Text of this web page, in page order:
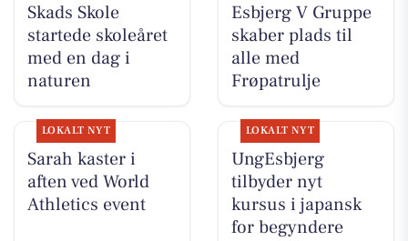
Skads Skole
startede skoleåret
med en dag i
naturen
Esbjerg V Gruppe
skaber plads til
alle med
Frøpatrulje
LOKALT NYT
Sarah kaster i
aften ved World
Athletics event
LOKALT NYT
UngEsbjerg
tilbyder nyt
kursus i japansk
for begyndere